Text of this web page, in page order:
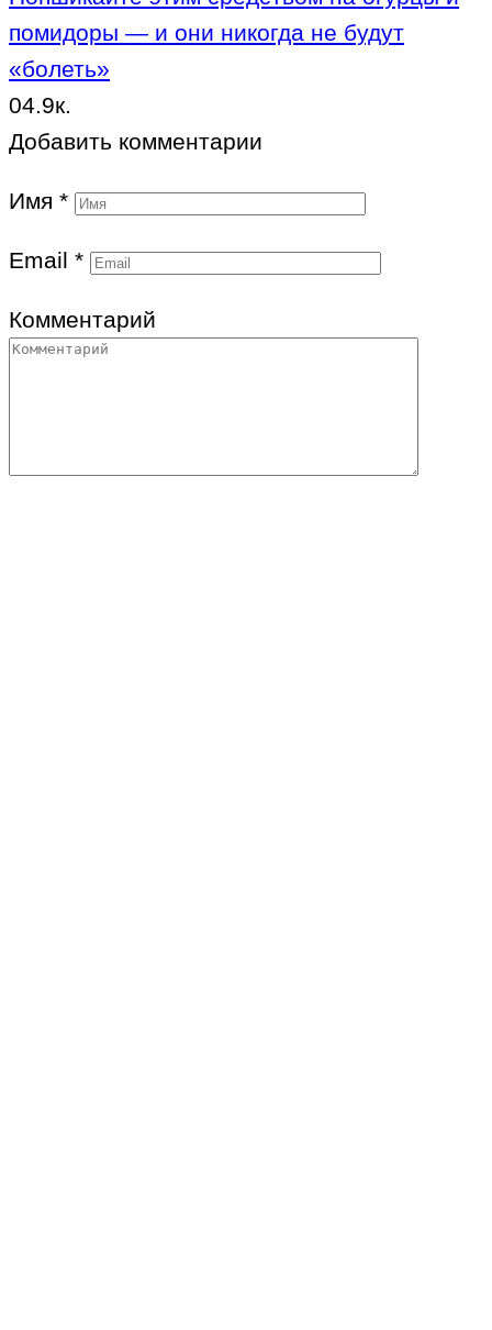
помидоры — и они никогда не будут
«болеть»
04.9к.
Добавить комментарии
Имя *
Email *
Комментарий